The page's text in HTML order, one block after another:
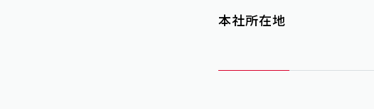
本社所在地